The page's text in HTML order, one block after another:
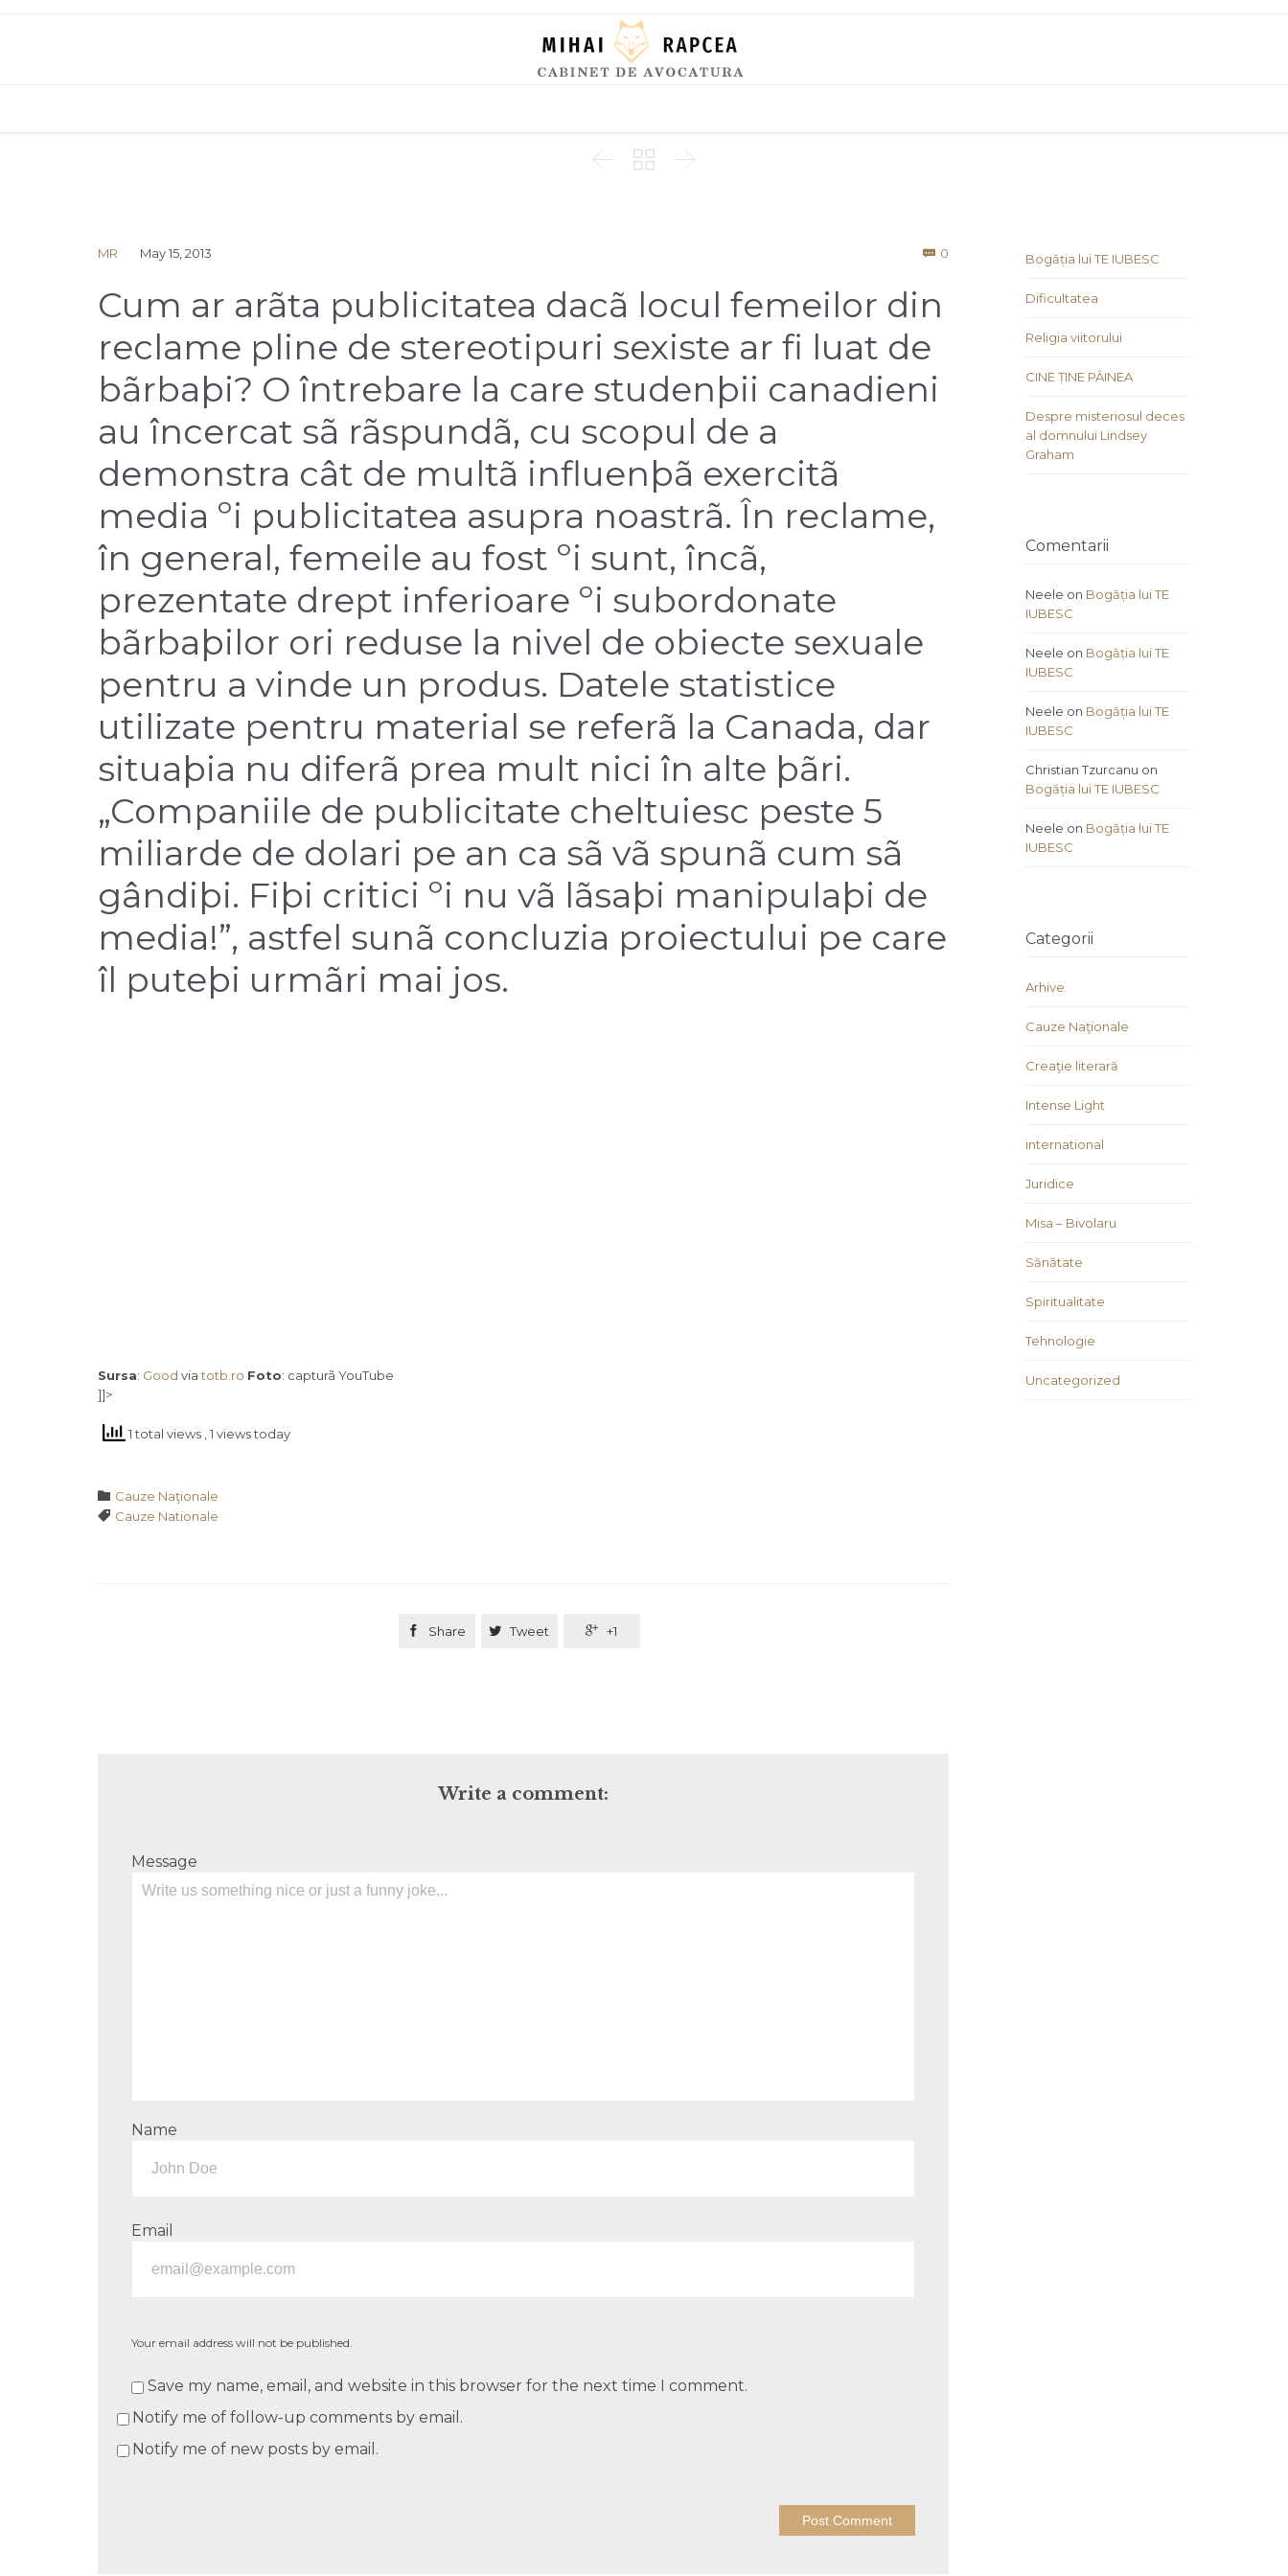
  
MR May 15, 2013  0
Cum ar arãta publicitatea dacã locul femeilor din
reclame pline de stereotipuri sexiste ar fi luat de
bãrbaþi? O întrebare la care studenþii canadieni
au încercat sã rãspundã, cu scopul de a
demonstra cât de multã influenþã exercitã
media ºi publicitatea asupra noastrã. În reclame,
în general, femeile au fost ºi sunt, încã,
prezentate drept inferioare ºi subordonate
bãrbaþilor ori reduse la nivel de obiecte sexuale
pentru a vinde un produs. Datele statistice
utilizate pentru material se referã la Canada, dar
situaþia nu diferã prea mult nici în alte þãri.
„Companiile de publicitate cheltuiesc peste 5
miliarde de dolari pe an ca sã vã spunã cum sã
gândiþi. Fiþi critici ºi nu vã lãsaþi manipulaþi de
media!”, astfel sunã concluzia proiectului pe care
îl puteþi urmãri mai jos.
Sursa: Good viatotb.ro Foto: capturã YouTube
]]>
1 total views , 1 views today
 Category
Cauze Naţionale
 Tags
Cauze Nationale
 Share  Tweet  +1
Write a comment:
Message
Name
Email
Your email address will not be published.
Save my name, email, and website in this browser for the next time I comment.
Notify me of follow-up comments by email.
Notify me of new posts by email.
Bogăția lui TE IUBESC
Dificultatea
Religia viitorului
CINE ȚINE PÂINEA
Despre misteriosul deces
al domnului Lindsey
Graham
Comentarii
Neele on Bogăția lui TE
IUBESC
Neele on Bogăția lui TE
IUBESC
Neele on Bogăția lui TE
IUBESC
Christian Tzurcanu on
Bogăția lui TE IUBESC
Neele on Bogăția lui TE
IUBESC
Categorii
Arhive
Cauze Naţionale
Creaţie literară
Intense Light
international
Juridice
Misa – Bivolaru
Sănătate
Spiritualitate
Tehnologie
Uncategorized